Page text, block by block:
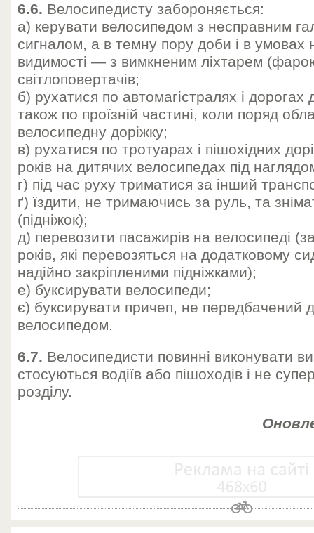
6.6. Велосипедисту забороняється:
а) керувати велосипедом з несправним
сигналом, а в темну пору доби і в умовах
видимості — з вимкненим ліхтарем
світлоповертачів;
б) рухатися по автомагістралях і дорогах
також по проїзній частині, коли поряд
велосипедну доріжку;
в) рухатися по тротуарах і пішохідних
років на дитячих велосипедах під
г) під час руху триматися за інший
ґ) їздити, не тримаючись за руль, та
(підніжок);
д) перевозити пасажирів на велосипеді
років, які перевозяться на додатковому
надійно закріпленими підніжками);
е) буксирувати велосипеди;
є) буксирувати причеп, не передбачений
велосипедом.
6.7. Велосипедисти повинні виконувати
стосуються водіїв або пішоходів і не
розділу.